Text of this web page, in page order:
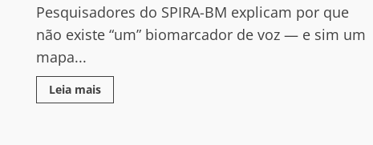
Pesquisadores do SPIRA-BM explicam por que
não existe “um” biomarcador de voz — e sim um
mapa...
Leia mais